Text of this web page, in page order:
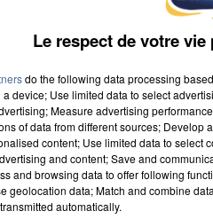
Le respect de votre
do the following data processing
device; Use limited data to select
Measure advertising
of data from different sources;
content; Use limited data to select
and content; Save and
and browsing data to offer following
geolocation data; Match and combine
automatically.